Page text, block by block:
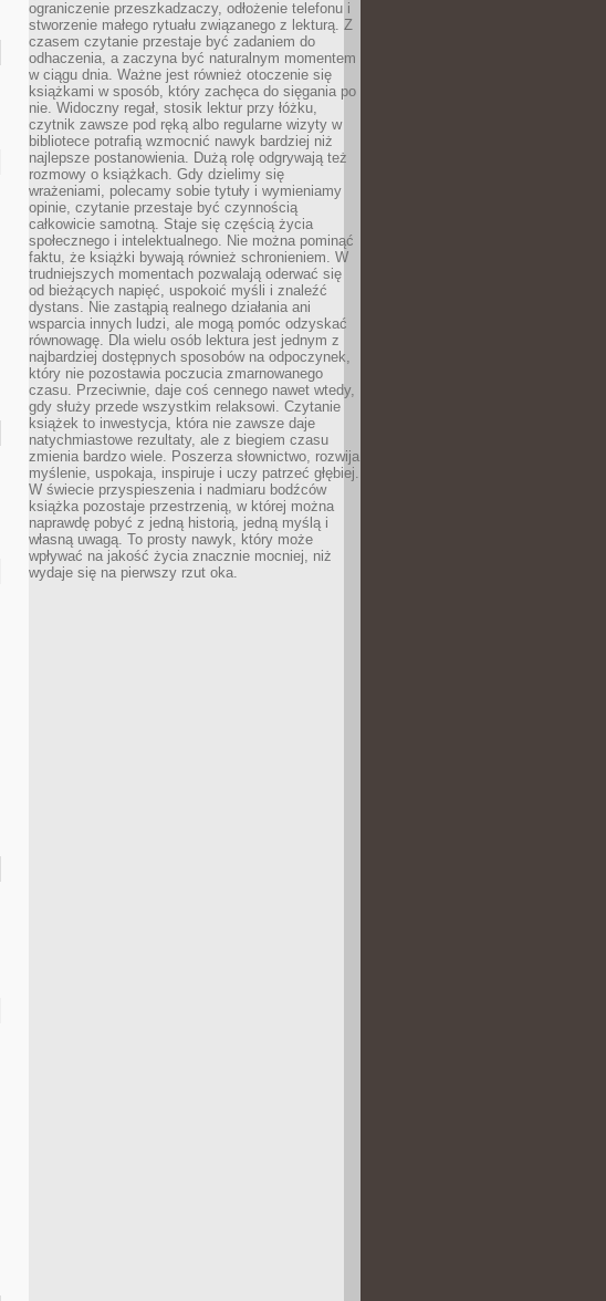
ograniczenie przeszkadzaczy, odłożenie telefonu i
stworzenie małego rytuału związanego z lekturą. Z
czasem czytanie przestaje być zadaniem do
odhaczenia, a zaczyna być naturalnym momentem
w ciągu dnia. Ważne jest również otoczenie się
książkami w sposób, który zachęca do sięgania po
nie. Widoczny regał, stosik lektur przy łóżku,
czytnik zawsze pod ręką albo regularne wizyty w
bibliotece potrafią wzmocnić nawyk bardziej niż
najlepsze postanowienia. Dużą rolę odgrywają też
rozmowy o książkach. Gdy dzielimy się
wrażeniami, polecamy sobie tytuły i wymieniamy
opinie, czytanie przestaje być czynnością
całkowicie samotną. Staje się częścią życia
społecznego i intelektualnego. Nie można pominąć
faktu, że książki bywają również schronieniem. W
trudniejszych momentach pozwalają oderwać się
od bieżących napięć, uspokoić myśli i znaleźć
dystans. Nie zastąpią realnego działania ani
wsparcia innych ludzi, ale mogą pomóc odzyskać
równowagę. Dla wielu osób lektura jest jednym z
najbardziej dostępnych sposobów na odpoczynek,
który nie pozostawia poczucia zmarnowanego
czasu. Przeciwnie, daje coś cennego nawet wtedy,
gdy służy przede wszystkim relaksowi. Czytanie
książek to inwestycja, która nie zawsze daje
natychmiastowe rezultaty, ale z biegiem czasu
zmienia bardzo wiele. Poszerza słownictwo, rozwija
myślenie, uspokaja, inspiruje i uczy patrzeć głębiej.
W świecie przyspieszenia i nadmiaru bodźców
książka pozostaje przestrzenią, w której można
naprawdę pobyć z jedną historią, jedną myślą i
własną uwagą. To prosty nawyk, który może
wpływać na jakość życia znacznie mocniej, niż
wydaje się na pierwszy rzut oka.